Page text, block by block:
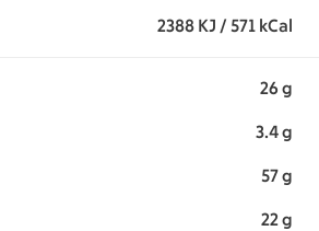
2388 KJ / 571 kCal
26 g
3.4 g
57 g
22 g